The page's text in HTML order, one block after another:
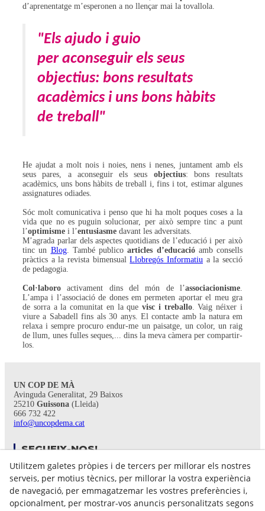
d’aprenentatge m’esperonen a no llençar mai la tovallola.
"Els ajudo i guio
per aconseguir els seus
objectius: bons resultats
acadèmics i uns bons hàbits
de treball"
He ajudat a molt nois i noies, nens i nenes, juntament amb els
seus pares, a aconseguir els seus objectius: bons resultats
acadèmics, uns bons hàbits de treball i, fins i tot, estimar algunes
assignatures odiades.
Sóc molt comunicativa i penso que hi ha molt poques coses a la
vida que no es puguin solucionar, per això sempre tinc a punt
l’optimisme i l’entusiasme davant les adversitats.
M’agrada parlar dels aspectes quotidians de l’educació i per això
tinc un Blog. També publicoarticles d’educacióamb consells
pràctics a la revista bimensualLlobregós Informatiu a la secció
de pedagogia.
Col·laboro activament dins del món de l’associacionisme.
L’ampa i l’associació de dones em permeten aportar el meu gra
de sorra a la comunitat en la quevisc i treballo. Vaig néixer i
viure a Sabadell fins als 30 anys. El contacte amb la natura em
relaxa i sempre procuro endur-me un paisatge, un color, un raig
de llum, unes fulles seques,... dins la meva càmera per compartir-
los.
UN COP DE MÀ
Avinguda Generalitat, 29 Baixos
25210 Guissona (Lleida)
666 732 422
info@uncopdema.cat
SEGUEIX-NOS!
Utilitzem galetes pròpies i de tercers per millorar els nostres
serveis, per motius tècnics, per millorar la vostra experiència
de navegació, per emmagatzemar les vostres preferències i,
opcionalment, per mostrar-vos anuncis personalitzats segons